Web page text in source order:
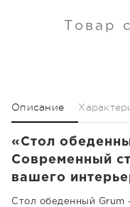
Товар
Описание
«Стол
Современный
вашего
Стол обеденный Grum